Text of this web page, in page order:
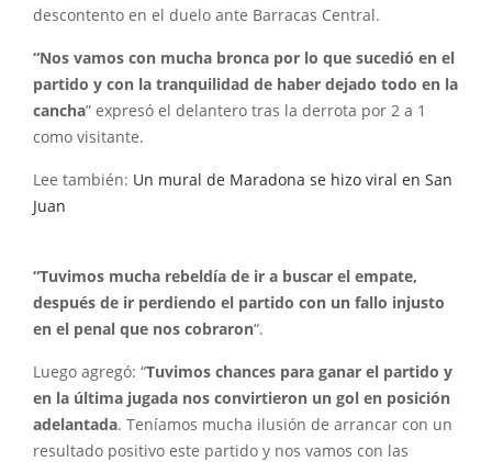
descontento en el duelo ante Barracas Central.
“Nos vamos con mucha bronca por lo que sucedió en el
partido y con la tranquilidad de haber dejado todo en la
cancha” expresó el delantero tras la derrota por 2 a 1
como visitante.
Lee también: Un mural de Maradona se hizo viral en San
Juan
“Tuvimos mucha rebeldía de ir a buscar el empate,
después de ir perdiendo el partido con un fallo injusto
en el penal que nos cobraron“.
Luego agregó: “Tuvimos chances para ganar el partido y
en la última jugada nos convirtieron un gol en posición
adelantada. Teníamos mucha ilusión de arrancar con un
resultado positivo este partido y nos vamos con las